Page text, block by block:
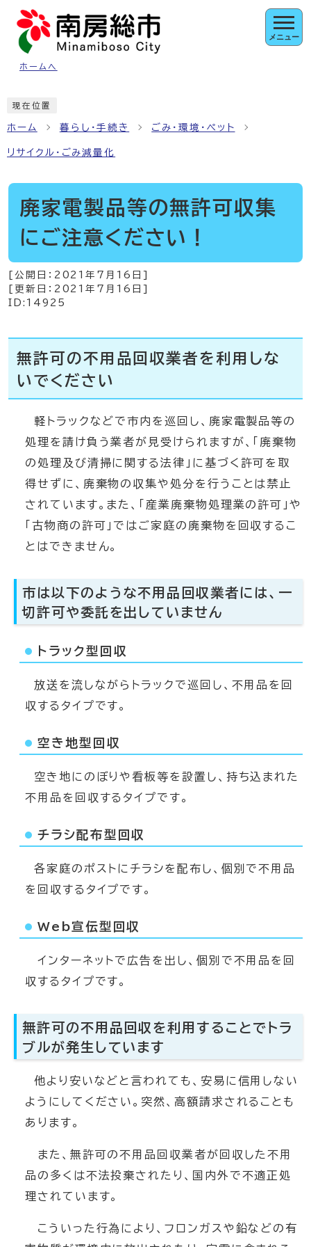
ページの先頭です
ホームへ
メニュー
現在位置
ホーム 暮らし・手続き ごみ・環境・ペット
リサイクル・ごみ減量化
廃家電製品等の無許可収集
にご注意ください！
[公開日： 2021年7月16日
[更新日： 2021年7月16日
ID:14925
無許可の不用品回収業者を利用しな
いでください
軽トラックなどで市内を巡回し、廃家電製品等の
処理を請け負う業者が見受けられますが、「廃棄物
の処理及び清掃に関する法律」に基づく許可を取
得せずに、廃棄物の収集や処分を行うことは禁止
されています。また、「産業廃棄物処理業の許可」や
「古物商の許可」ではご家庭の廃棄物を回収するこ
とはできません。
市は以下のような不用品回収業者には、一
切許可や委託を出していません
トラック型回収
放送を流しながらトラックで巡回し、不用品を回
収するタイプです。
空き地型回収
空き地にのぼりや看板等を設置し、持ち込まれた
不用品を回収するタイプです。
チラシ配布型回収
各家庭のポストにチラシを配布し、個別で不用品
を回収するタイプです。
Web宣伝型回収
インターネットで広告を出し、個別で不用品を回
収するタイプです。
無許可の不用品回収を利用することでトラ
ブルが発生しています
他より安いなどと言われても、安易に信用しない
ようにしてください。突然、高額請求されることも
あります。
また、無許可の不用品回収業者が回収した不用
品の多くは不法投棄されたり、国内外で不適正処
理されています。
こういった行為により、フロンガスや鉛などの有